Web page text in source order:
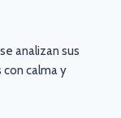
analizan sus
calma y